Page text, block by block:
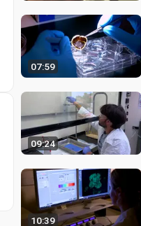
07:59
09:24
10:39